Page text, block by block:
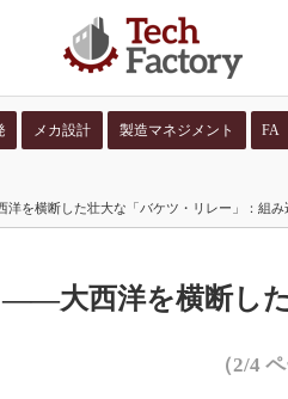
メカ設計 製造マネジメント FA
を横断した壮大な「バケツ・リレー」：組み
――大西洋を横断し
（2/4